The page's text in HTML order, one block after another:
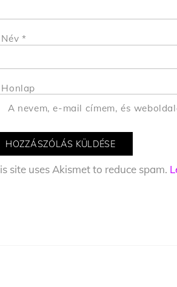
Név *
Honlap
A nevem, e-mail címem, és
site uses Akismet to reduce spam.